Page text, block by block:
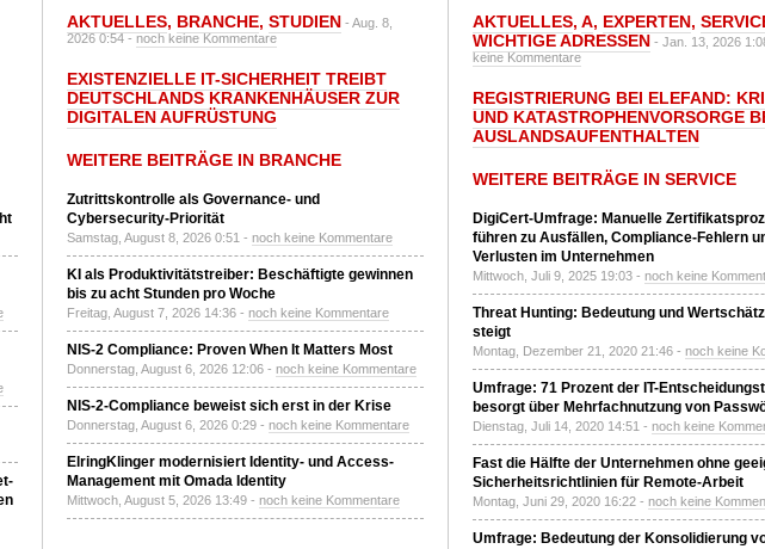
AKTUELLES, BRANCHE, STUDIEN - Aug. 8,
2026 0:54 -noch keine Kommentare
EXISTENZIELLE IT-SICHERHEIT TREIBT
DEUTSCHLANDS KRANKENHÄUSER ZUR
DIGITALEN AUFRÜSTUNG
WEITERE BEITRÄGE IN BRANCHE
Zutrittskontrolle als Governance- und
Cybersecurity-Priorität
Samstag, August 8, 2026 0:51 - noch keine Kommentare
KI als Produktivitätstreiber: Beschäftigte gewinnen
bis zu acht Stunden pro Woche
Freitag, August 7, 2026 14:36 - noch keine Kommentare
NIS-2 Compliance: Proven When It Matters Most
Donnerstag, August 6, 2026 12:06 - noch keine Kommentare
NIS-2-Compliance beweist sich erst in der Krise
Donnerstag, August 6, 2026 0:29 - noch keine Kommentare
ElringKlinger modernisiert Identity- und Access-
Management mit Omada Identity
Mittwoch, August 5, 2026 13:49 - noch keine Kommentare
AKTUELLES, A, EXPERTEN,
WICHTIGE ADRESSEN - Jan. 13, 2026
keine Kommentare
REGISTRIERUNG BEI ELEFAND:
UND KATASTROPHENVORSORGE
AUSLANDSAUFENTHALTEN
WEITERE BEITRÄGE IN SERVICE
DigiCert-Umfrage: Manuelle
führen zu Ausfällen, Compliance-Fehlern
Verlusten im Unternehmen
Mittwoch, Juli 9, 2025 19:03 - noch keine
Threat Hunting: Bedeutung und
steigt
Montag, Dezember 21, 2020 21:46 - noch keine
Umfrage: 71 Prozent der IT-
besorgt über Mehrfachnutzung von
Dienstag, Juli 14, 2020 14:51 - noch keine
Fast die Hälfte der Unternehmen ohne
Sicherheitsrichtlinien für Remote-Arbeit
Montag, Juni 29, 2020 16:22 - noch keine
Umfrage: Bedeutung der Konsolidierung